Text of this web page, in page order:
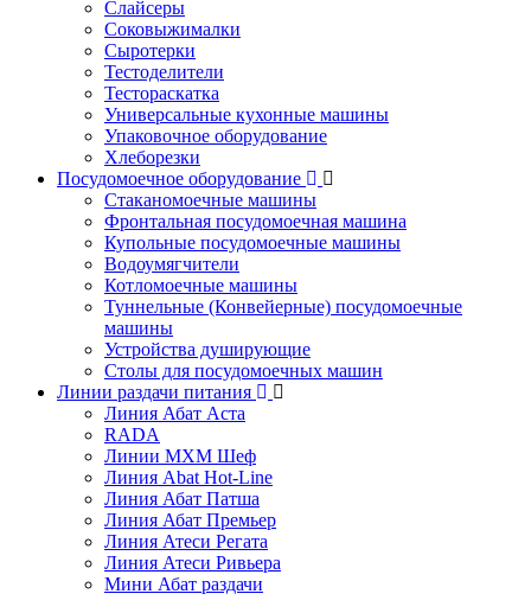
Слайсеры
Соковыжималки
Сыротерки
Тестоделители
Тестораскатка
Универсальные кухонные машины
Упаковочное оборудование
Хлеборезки
Посудомоечное оборудование
Стаканомоечные машины
Фронтальная посудомоечная машина
Купольные посудомоечные машины
Водоумягчители
Котломоечные машины
Туннельные (Конвейерные) посудомоечные
машины
Устройства душирующие
Столы для посудомоечных машин
Линии раздачи питания
Линия Абат Аста
RADA
Линии МХМ Шеф
Линия Abat Hot-Line
Линия Абат Патша
Линия Абат Премьер
Линия Атеси Регата
Линия Атеси Ривьера
Мини Абат раздачи